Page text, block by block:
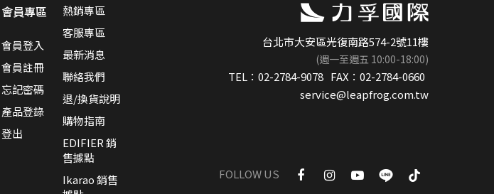
會員專區
會員登入
會員註冊
忘記密碼
產品登錄
登出
熱銷專區
客服專區
最新消息
聯絡我們
退/換貨說明
購物指南
EDIFIER 銷
售據點
Ikarao 銷售
台北市大安區光復南路574-2號11樓
(週一至週五 10:00-18:00)
TEL： 02-2784-9078 FAX： 02-2784-0660
service@leapfrog.com.tw
FOLLOW US